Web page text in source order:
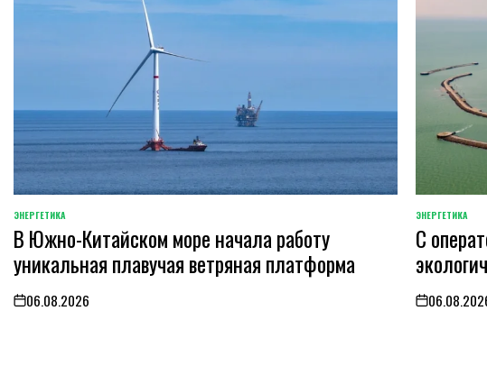
POSTED
IN
ЭНЕРГЕТИКА
В Южно-Китайском море начала работу
уникальная плавучая ветряная платформа
on06.08.2026
POSTED
IN
ЭНЕРГЕТИКА
С
on